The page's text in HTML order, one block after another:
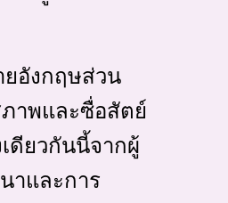
อังกฤษส่วน
าพและซื่อสัตย์
ดียวกันนี้จากผู้
าและการ